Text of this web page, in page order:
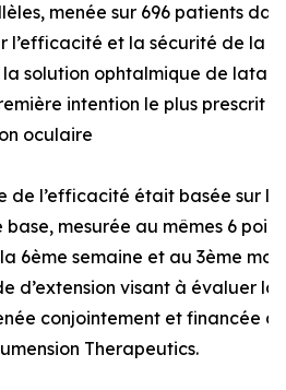
menée sur 696 patients
l’efficacité et la sécurité de la
la solution ophtalmique de
intention le plus prescrit
oculaire
de l’efficacité était basée sur
mesurée au mêmes 6
6ème semaine et au 3ème
d’extension visant à évaluer
conjointement et financée
Therapeutics.